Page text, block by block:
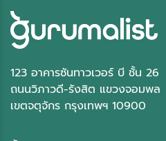
123 อาคารซันทาวเวอร์ บี ชั้น 26
ถนนวิภาวดี-รังสิต แขวงจอมพล
เขตจตุจักร กรุงเทพฯ 10900